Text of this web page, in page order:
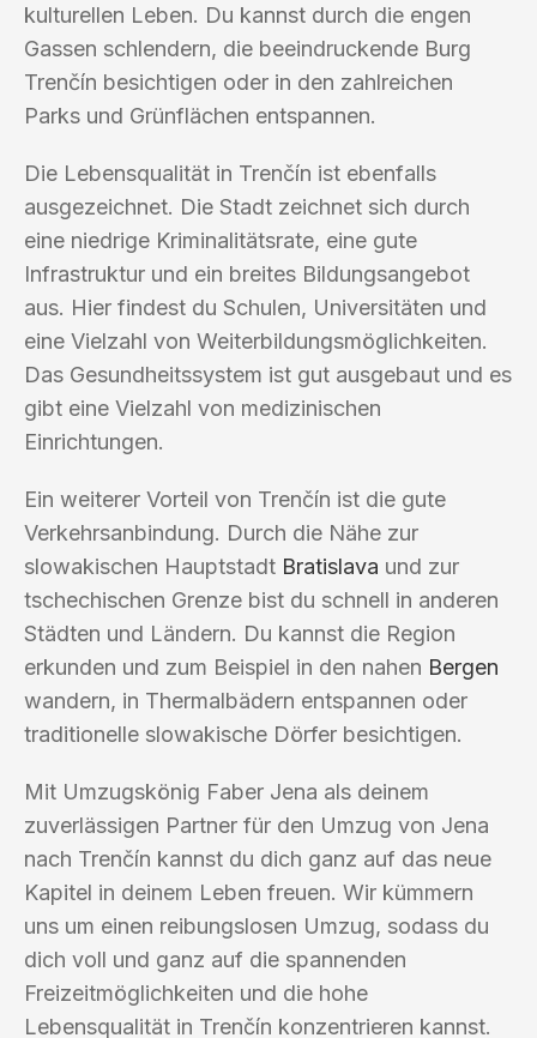
kulturellen Leben. Du kannst durch die engen
Gassen schlendern, die beeindruckende Burg
Trenčín besichtigen oder in den zahlreichen
Parks und Grünflächen entspannen.
Die Lebensqualität in Trenčín ist ebenfalls
ausgezeichnet. Die Stadt zeichnet sich durch
eine niedrige Kriminalitätsrate, eine gute
Infrastruktur und ein breites Bildungsangebot
aus. Hier findest du Schulen, Universitäten und
eine Vielzahl von Weiterbildungsmöglichkeiten.
Das Gesundheitssystem ist gut ausgebaut und es
gibt eine Vielzahl von medizinischen
Einrichtungen.
Ein weiterer Vorteil von Trenčín ist die gute
Verkehrsanbindung. Durch die Nähe zur
slowakischen Hauptstadt Bratislava und zur
tschechischen Grenze bist du schnell in anderen
Städten und Ländern. Du kannst die Region
erkunden und zum Beispiel in den nahen Bergen
wandern, in Thermalbädern entspannen oder
traditionelle slowakische Dörfer besichtigen.
Mit Umzugskönig Faber Jena als deinem
zuverlässigen Partner für den Umzug von Jena
nach Trenčín kannst du dich ganz auf das neue
Kapitel in deinem Leben freuen. Wir kümmern
uns um einen reibungslosen Umzug, sodass du
dich voll und ganz auf die spannenden
Freizeitmöglichkeiten und die hohe
Lebensqualität in Trenčín konzentrieren kannst.